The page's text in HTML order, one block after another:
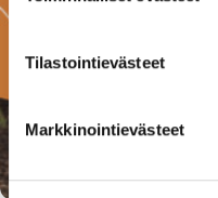
parantavia, ja osaa
Tilastointievästeet
Markkinointievästeet